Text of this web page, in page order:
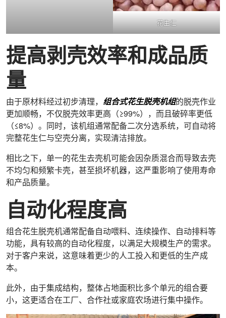
花生仁
提高剥壳效率和成品质
量
由于原材料经过初步清理， 组合式花生脱壳机组的脱壳作业
更加顺畅，不仅脱壳效率更高（≥99%），而且破碎率更低
（≤8%）。同时，该机组通常配备二次分选系统，可自动将
完整花生仁与空壳分离，实现清洁排放。
相比之下，单一的花生去壳机可能会因杂质混合而导致去壳
不均匀和频繁卡壳，甚至损坏机器，这严重影响了使用寿命
和产品质量。
自动化程度高
组合花生脱壳机通常配备自动喂料、连续操作、自动排料等
功能，具有较高的自动化程度，以满足大规模生产的需求。
对于客户来说，这意味着更少的人工投入和更低的生产成
本。
此外，由于集成结构，整体占地面积比多个单元的组合要
小，这更适合在工厂、合作社或家庭农场进行集中操作。